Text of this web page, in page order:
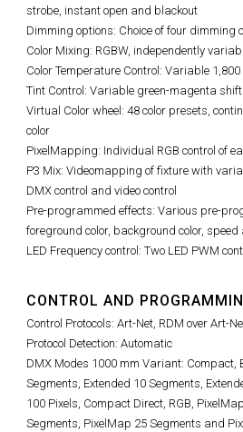
strobe, instant open and blackout
Dimming options: Choice of four dimming
Color Mixing: RGBW, independently
Color Temperature Control: Variable
Tint Control: Variable green-magenta
Virtual Color wheel: 48 color presets,
color
PixelMapping: Individual RGB control of
P3 Mix: Videomapping of fixture with
DMX control and video control
Pre-programmed effects: Various pre-
foreground color, background color,
LED Frequency control: Two LED PWM
CONTROL AND
Control Protocols: Art-Net, RDM over Art-
Protocol Detection: Automatic
DMX Modes 1000 mm Variant: Compact,
Segments, Extended 10 Segments,
100 Pixels, Compact Direct, RGB,
Segments, PixelMap 25 Segments and